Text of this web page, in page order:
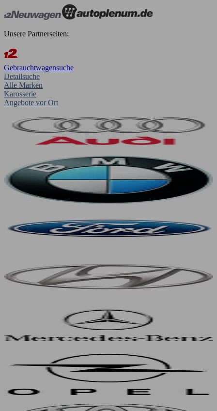
Unsere Partnerseiten:
Gebrauchtwagensuche
Detailsuche
Alle Marken
Karosserie
Angebote vor Ort